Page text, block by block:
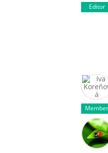
Editor
Member